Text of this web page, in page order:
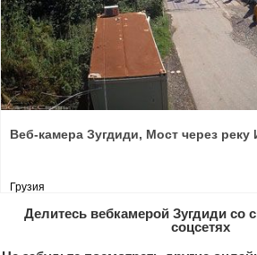
Веб-камера Зугдиди, Мост через
Грузия
Делитесь вебкамерой Зугдиди со
соцсетях